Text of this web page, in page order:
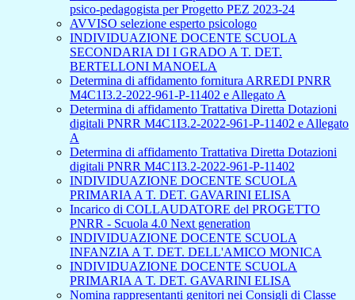
psico-pedagogista per Progetto PEZ 2023-24
AVVISO selezione esperto psicologo
INDIVIDUAZIONE DOCENTE SCUOLA
SECONDARIA DI I GRADO A T. DET.
BERTELLONI MANOELA
Determina di affidamento fornitura ARREDI PNRR
M4C1I3.2-2022-961-P-11402 e Allegato A
Determina di affidamento Trattativa Diretta Dotazioni
digitali PNRR M4C1I3.2-2022-961-P-11402 e Allegato
A
Determina di affidamento Trattativa Diretta Dotazioni
digitali PNRR M4C1I3.2-2022-961-P-11402
INDIVIDUAZIONE DOCENTE SCUOLA
PRIMARIA A T. DET. GAVARINI ELISA
Incarico di COLLAUDATORE del PROGETTO
PNRR - Scuola 4.0 Next generation
INDIVIDUAZIONE DOCENTE SCUOLA
INFANZIA A T. DET. DELL'AMICO MONICA
INDIVIDUAZIONE DOCENTE SCUOLA
PRIMARIA A T. DET. GAVARINI ELISA
Nomina rappresentanti genitori nei Consigli di Classe